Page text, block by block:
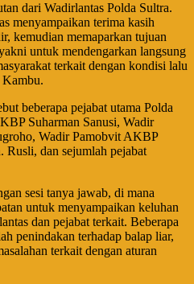
dari Wadirlantas Polda Sultra.
menyampaikan terima kasih
kemudian memaparkan tujuan
untuk mendengarkan langsung
terkait dengan kondisi lalu
Kambu.
beberapa pejabat utama Polda
Suharman Sanusi, Wadir
Wadir Pamobvit AKBP
dan sejumlah pejabat
sesi tanya jawab, di mana
untuk menyampaikan keluhan
dan pejabat terkait. Beberapa
penindakan terhadap balap liar,
terkait dengan aturan